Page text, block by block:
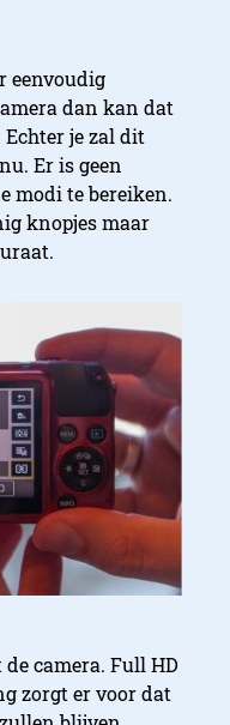
eenvoudig
dan kan dat
Echter je zal dit
Er is geen
modi te bereiken.
knopjes maar
camera. Full HD
zorgt er voor dat